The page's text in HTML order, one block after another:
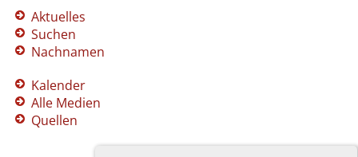
Aktuelles
Suchen
Nachnamen
Kalender
Alle Medien
Quellen